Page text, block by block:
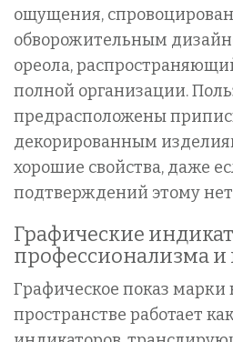
ощущения,
обворожительным
ореола,
полной организации.
предрасположены
декорированным
хорошие свойства, даже
подтверждений этому
Графические
профессионализма и
Графическое показ марки
пространстве работает